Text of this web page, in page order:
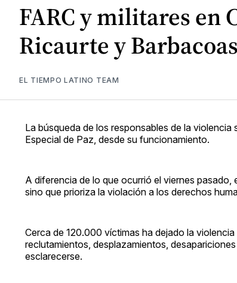
FARC y militares en
Ricaurte y Barbacoas
EL TIEMPO LATINO TEAM
La búsqueda de los responsables de la
Especial de Paz, desde su funcionamiento.
A diferencia de lo que ocurrió el viernes
sino que prioriza la violación a los derechos
Cerca de 120.000 víctimas ha dejado la
reclutamientos, desplazamientos,
esclarecerse.